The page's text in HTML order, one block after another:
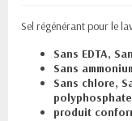
Sel régénérant pour le
Sans EDTA,
Sans
Sans chlore,
produit